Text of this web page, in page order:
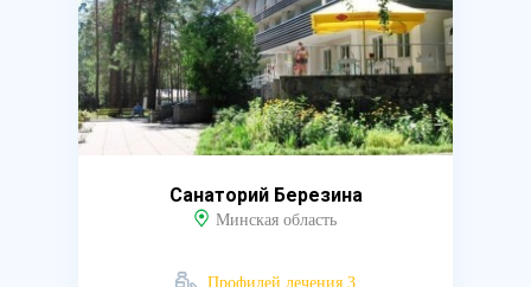
Санаторий Березина
Минская область
Профилей лечения 3